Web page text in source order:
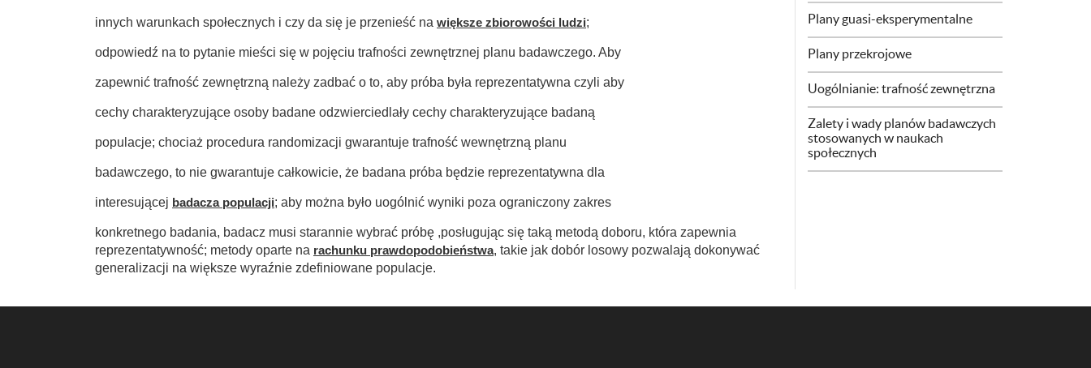
innych warunkach społecznych i czy da się je przenieść na większe zbiorowości ludzi;
odpowiedź na to pytanie mieści się w pojęciu trafności zewnętrznej planu badawczego. Aby
zapewnić trafność zewnętrzną należy zadbać o to, aby próba była reprezentatywna czyli aby
cechy charakteryzujące osoby badane odzwierciedlały cechy charakteryzujące badaną
populacje; chociaż procedura randomizacji gwarantuje trafność wewnętrzną planu
badawczego, to nie gwarantuje całkowicie, że badana próba będzie reprezentatywna dla
interesującej badacza populacji; aby można było uogólnić wyniki poza ograniczony zakres
konkretnego badania, badacz musi starannie wybrać próbę ,posługując się taką metodą doboru, która zapewnia
reprezentatywność; metody oparte na rachunku prawdopodobieństwa, takie jak dobór losowy pozwalają dokonywać
generalizacji na większe wyraźnie zdefiniowane populacje.
Plany guasi-eksperymentalne
Plany przekrojowe
Uogólnianie: trafność zewnętrzna
Zalety i wady planów badawczych
stosowanych w naukach
społecznych